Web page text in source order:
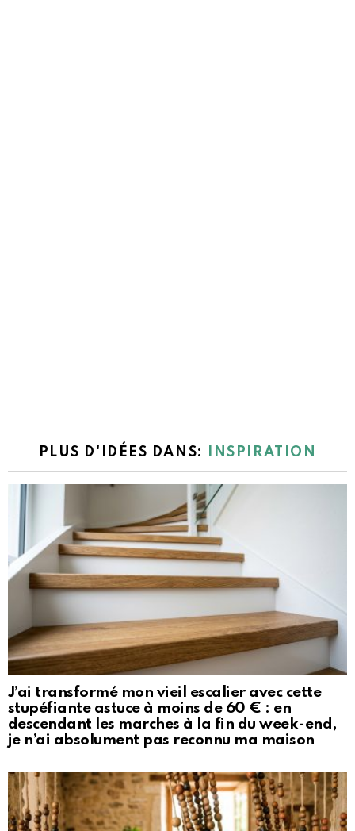
PLUS D'IDÉES DANS: INSPIRATION
J’ai transformé mon vieil escalier avec cette
stupéfiante astuce à moins de 60 € : en
descendant les marches à la fin du week-end,
je n’ai absolument pas reconnu ma maison